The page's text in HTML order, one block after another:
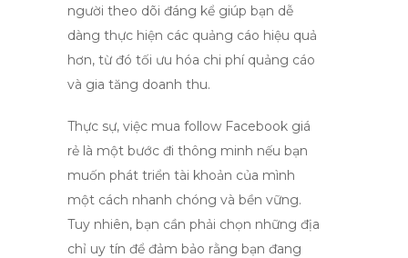
người theo dõi đáng kể giúp bạn dễ
dàng thực hiện các quảng cáo hiệu quả
hơn, từ đó tối ưu hóa chi phí quảng cáo
và gia tăng doanh thu.
Thực sự, việc mua follow Facebook giá
rẻ là một bước đi thông minh nếu bạn
muốn phát triển tài khoản của mình
một cách nhanh chóng và bền vững.
Tuy nhiên, bạn cần phải chọn những địa
chỉ uy tín để đảm bảo rằng bạn đang